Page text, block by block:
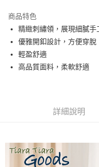
Apple Pay
街口支付
悠遊付
【關於「AFTEE先享後付」】
AFTEE先享後付是「在收到商
便利好安心！
ATM付款
商品特色
精緻刺繡領，展現細膩手
優雅開釦設計，方便穿脫
輕盈舒適
高品質面料，柔軟舒適
詳細說明